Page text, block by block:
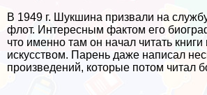
В 1949 г. Шукшина призвали на
флот. Интересным фактом его
что именно там он начал читать книги
искусством. Парень даже написал
произведений, которые потом читал